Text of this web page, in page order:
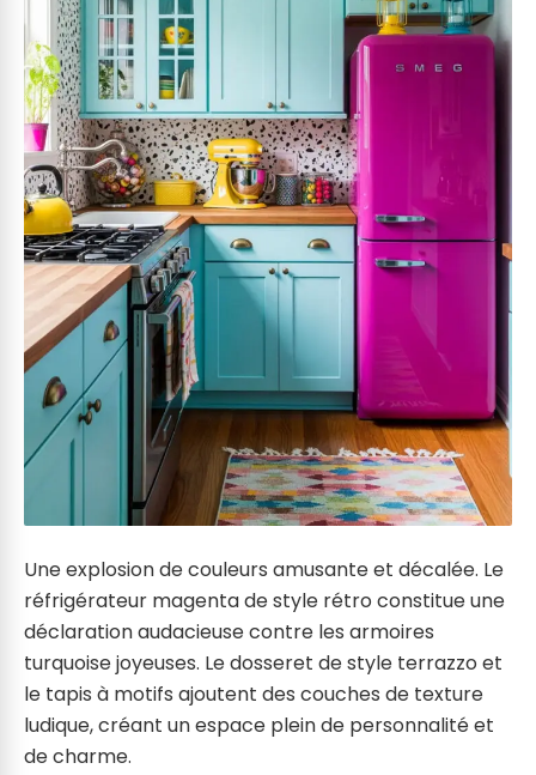
Une explosion de couleurs amusante et décalée. Le
réfrigérateur magenta de style rétro constitue une
déclaration audacieuse contre les armoires
turquoise joyeuses. Le dosseret de style terrazzo et
le tapis à motifs ajoutent des couches de texture
ludique, créant un espace plein de personnalité et
de charme.